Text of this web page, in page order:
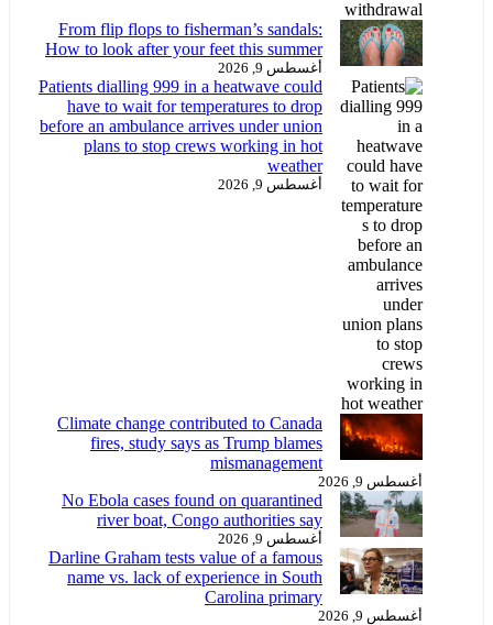
From flip flops to fisherman’s sandals:
How to look after your feet this summer
أغسطس 9, 2026
Patients dialling 999 in a heatwave could
have to wait for temperatures to drop
before an ambulance arrives under union
plans to stop crews working in hot
weather
أغسطس 9, 2026
Climate change contributed to Canada
fires, study says as Trump blames
mismanagement
أغسطس 9, 2026
No Ebola cases found on quarantined
river boat, Congo authorities say
أغسطس 9, 2026
Darline Graham tests value of a famous
name vs. lack of experience in South
Carolina primary
أغسطس 9, 2026